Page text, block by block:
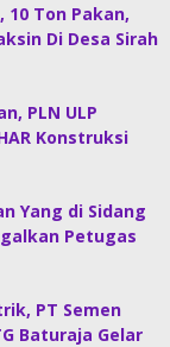
10 Ton Pakan,
Di Desa Sirah
PLN ULP
Konstruksi
Yang di Sidang
Petugas
PT Semen
Baturaja Gelar